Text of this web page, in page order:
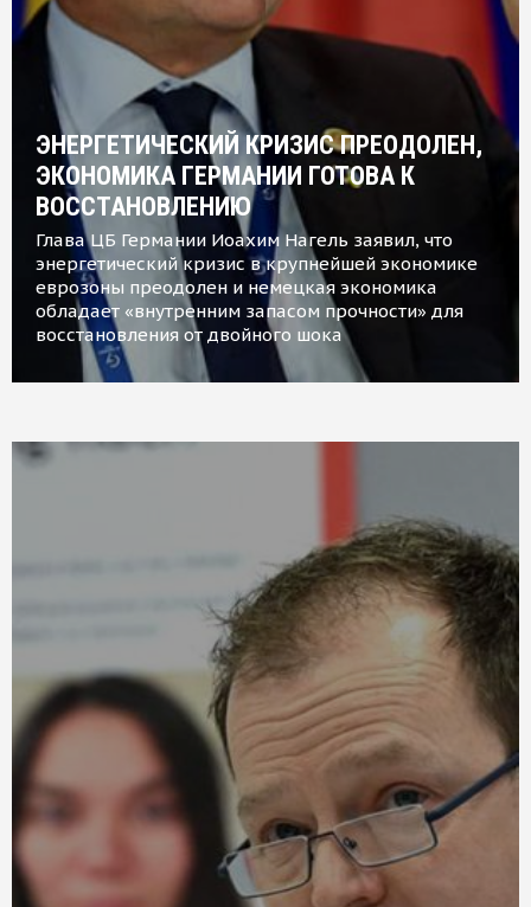
ЭНЕРГЕТИЧЕСКИЙ КРИЗИС ПРЕОДОЛЕН,
ЭКОНОМИКА ГЕРМАНИИ ГОТОВА К
ВОССТАНОВЛЕНИЮ
Глава ЦБ Германии Иоахим Нагель заявил, что
энергетический кризис в крупнейшей экономике
еврозоны преодолен и немецкая экономика
обладает «внутренним запасом прочности» для
восстановления от двойного шока